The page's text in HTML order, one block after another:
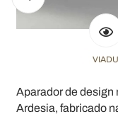
Aparador de design
Ardesia, fabricado